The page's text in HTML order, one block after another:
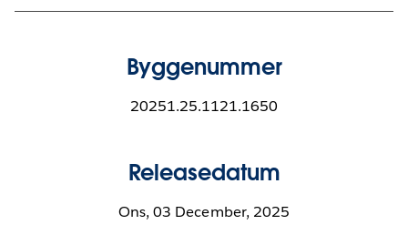
Byggenummer
20251.25.1121.1650
Releasedatum
Ons, 03 December, 2025